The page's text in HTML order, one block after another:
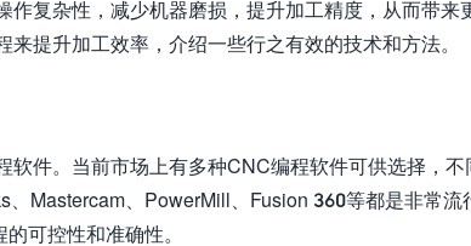
复杂性，减少机器磨损，提升加工精度，从而带来
提升加工效率，介绍一些行之有效的技术和方法。
件。当前市场上有多种CNC编程软件可供选择，不
Mastercam、PowerMill、Fusion 360等都是非常流
可控性和准确性。